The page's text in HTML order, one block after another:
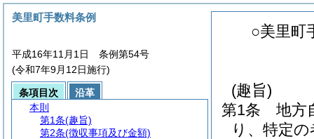
○美里町
(趣旨)
第1条
地方
り、特定
美里町手数料条例
平成16年11月1日 条例第54号
(令和7年9月12日施行)
条項目次
沿革
本則
第1条(趣旨)
第2条(徴収事項及び金額)